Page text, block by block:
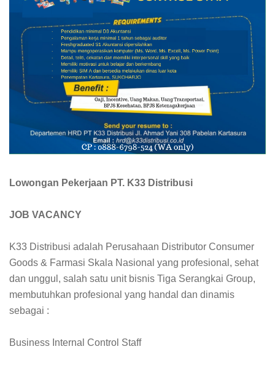
Lowongan Pekerjaan PT. K33 Distribusi
JOB VACANCY
K33 Distribusi adalah Perusahaan Distributor Consumer
Goods & Farmasi Skala Nasional yang profesional, sehat
dan unggul, salah satu unit bisnis Tiga Serangkai Group,
membutuhkan profesional yang handal dan dinamis
sebagai :
Business Internal Control Staff